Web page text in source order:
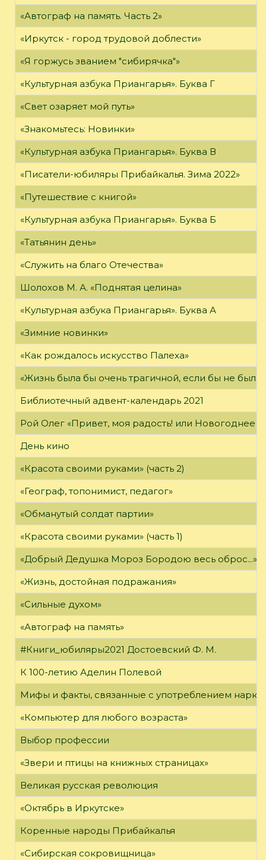
«Автограф на память. Часть 2»
«Иркутск - город трудовой доблести»
«Я горжусь званием "сибирячка"»
«Культурная азбука Приангарья». Буква Г
«Свет озаряет мой путь»
«Знакомьтесь: Новинки»
«Культурная азбука Приангарья». Буква В
«Писатели-юбиляры Прибайкалья. Зима 2022»
«Путешествие с книгой»
«Культурная азбука Приангарья». Буква Б
«Татьянин день»
«Служить на благо Отечества»
Шолохов М. А. «Поднятая целина»
«Культурная азбука Приангарья». Буква А
«Зимние новинки»
«Как рождалось искусство Палеха»
«Жизнь была бы очень трагичной, если бы не была
Библиотечный адвент-календарь 2021
Рой Олег «Привет, моя радость! или Новогоднее
День кино
«Красота своими руками» (часть 2)
«Географ, топонимист, педагог»
«Обманутый солдат партии»
«Красота своими руками» (часть 1)
«Добрый Дедушка Мороз Бородою весь оброс...»
«Жизнь, достойная подражания»
«Сильные духом»
«Автограф на память»
#Книги_юбиляры2021 Достоевский Ф. М.
К 100-летию Аделин Полевой
Мифы и факты, связанные с употреблением
«Компьютер для любого возраста»
Выбор профессии
«Звери и птицы на книжных страницах»
Великая русская революция
«Октябрь в Иркутске»
Коренные народы Прибайкалья
«Сибирская сокровищница»